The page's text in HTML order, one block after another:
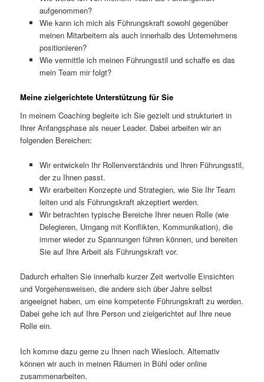
aufgenommen?
Wie kann ich mich als Führungskraft sowohl gegenüber
meinen Mitarbeitern als auch innerhalb des Unternehmens
positionieren?
Wie vermittle ich meinen Führungsstil und schaffe es das
mein Team mir folgt?
Meine zielgerichtete Unterstützung für Sie
In meinem Coaching begleite ich Sie gezielt und strukturiert in
Ihrer Anfangsphase als neuer Leader. Dabei arbeiten wir an
folgenden Bereichen:
Wir entwickeln Ihr Rollenverständnis und Ihren Führungsstil,
der zu Ihnen passt.
Wir erarbeiten Konzepte und Strategien, wie Sie Ihr Team
leiten und als Führungskraft akzeptiert werden.
Wir betrachten typische Bereiche Ihrer neuen Rolle (wie
Delegieren, Umgang mit Konflikten, Kommunikation), die
immer wieder zu Spannungen führen können, und bereiten
Sie auf Ihre Arbeit als Führungskraft vor.
Dadurch erhalten Sie innerhalb kurzer Zeit wertvolle Einsichten
und Vorgehensweisen, die andere sich über Jahre selbst
angeeignet haben, um eine kompetente Führungskraft zu werden.
Dabei gehe ich auf Ihre Person und zielgerichtet auf Ihre neue
Rolle ein.
Ich komme dazu gerne zu Ihnen nach Wiesloch. Alternativ
können wir auch in meinen Räumen in Bühl oder online
zusammenarbeiten.